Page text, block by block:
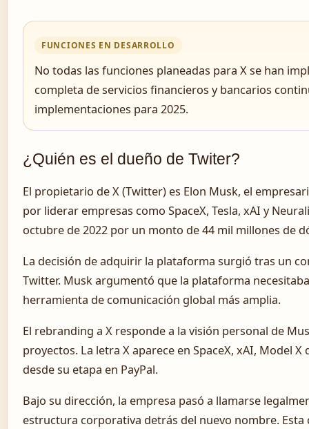
FUNCIONES EN DESARROLLO
No todas las funciones planeadas para X se han
completa de servicios financieros y bancarios
implementaciones para 2025.
¿Quién es el dueño de Twiter?
El propietario de X (Twitter) es Elon Musk, el
por liderar empresas como SpaceX, Tesla, xAI y
octubre de 2022 por un monto de 44 mil millones de
La decisión de adquirir la plataforma surgió tras un
Twitter. Musk argumentó que la plataforma
herramienta de comunicación global más amplia.
El rebranding a X responde a la visión personal de
proyectos. La letra X aparece en SpaceX, xAI, Model
desde su etapa en PayPal.
Bajo su dirección, la empresa pasó a llamarse
estructura corporativa detrás del nuevo nombre.